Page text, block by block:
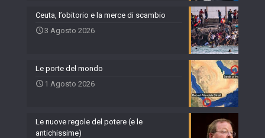
Ceuta, l’obitorio e la merce di scambio
3 Agosto 2026
Le porte del mondo
1 Agosto 2026
Le nuove regole del potere (e le
antichissime)